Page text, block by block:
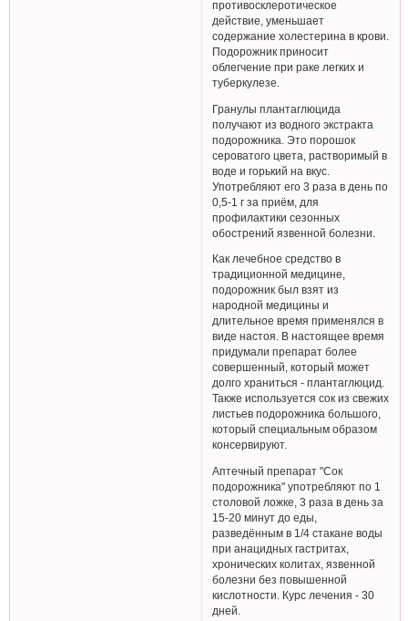
противосклеротическое
действие, уменьшает
содержание холестерина в крови.
Подорожник приносит
облегчение при раке легких и
туберкулезе.
Гранулы плантаглюцида
получают из водного экстракта
подорожника. Это порошок
сероватого цвета, растворимый в
воде и горький на вкус.
Употребляют его 3 раза в день по
0,5-1 г за приём, для
профилактики сезонных
обострений язвенной болезни.
Как лечебное средство в
традиционной медицине,
подорожник был взят из
народной медицины и
длительное время применялся в
виде настоя. В настоящее время
придумали препарат более
совершенный, который может
долго храниться - плантаглюцид.
Также используется сок из свежих
листьев подорожника большого,
который специальным образом
консервируют.
Аптечный препарат "Сок
подорожника" употребляют по 1
столовой ложке, 3 раза в день за
15-20 минут до еды,
разведённым в 1/4 стакане воды
при анацидных гастритах,
хронических колитах, язвенной
болезни без повышенной
кислотности. Курс лечения - 30
дней.